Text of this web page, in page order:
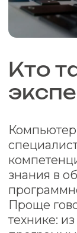
данными,
которые в
Деятельность
отраслевым
закон от
ВС, ГОСТом Р
компьютерно-
данные на
серверами и